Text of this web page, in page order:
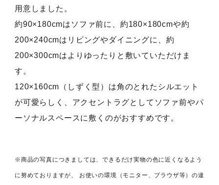
用意しました。
約90×180cmはソファ前に、約180×180cmや約
200×240cmはリビングやダイニングに、約
200×300cmはよりゆったりと敷いていただけま
す。
120×160cm（しずく型）は角のとれたシルエット
が可愛らしく、アクセントラグとしてソファ前やパ
ーソナルスペースに敷くのがおすすめです。
※商品の写真につきましては、できるだけ実物の色に近くなるよう
に努めておりますが、 お使いの環境（モニター、ブラウザ等）の違